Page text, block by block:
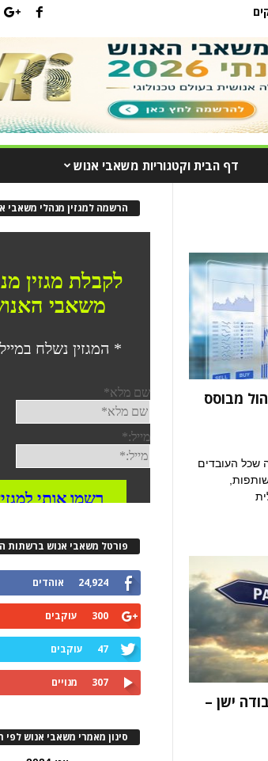
דף הבית וקטגוריות משאבי אנוש
מבוסס
שכל העובדים
ישן –
הרשמה למגזין מנהלי משאבי
פורטל משאבי אנוש ברשתות
24,924 אוהדים
300 עוקבים
47 עוקבים
307 מנויים
סינון מאמרי משאבי אנוש לפי